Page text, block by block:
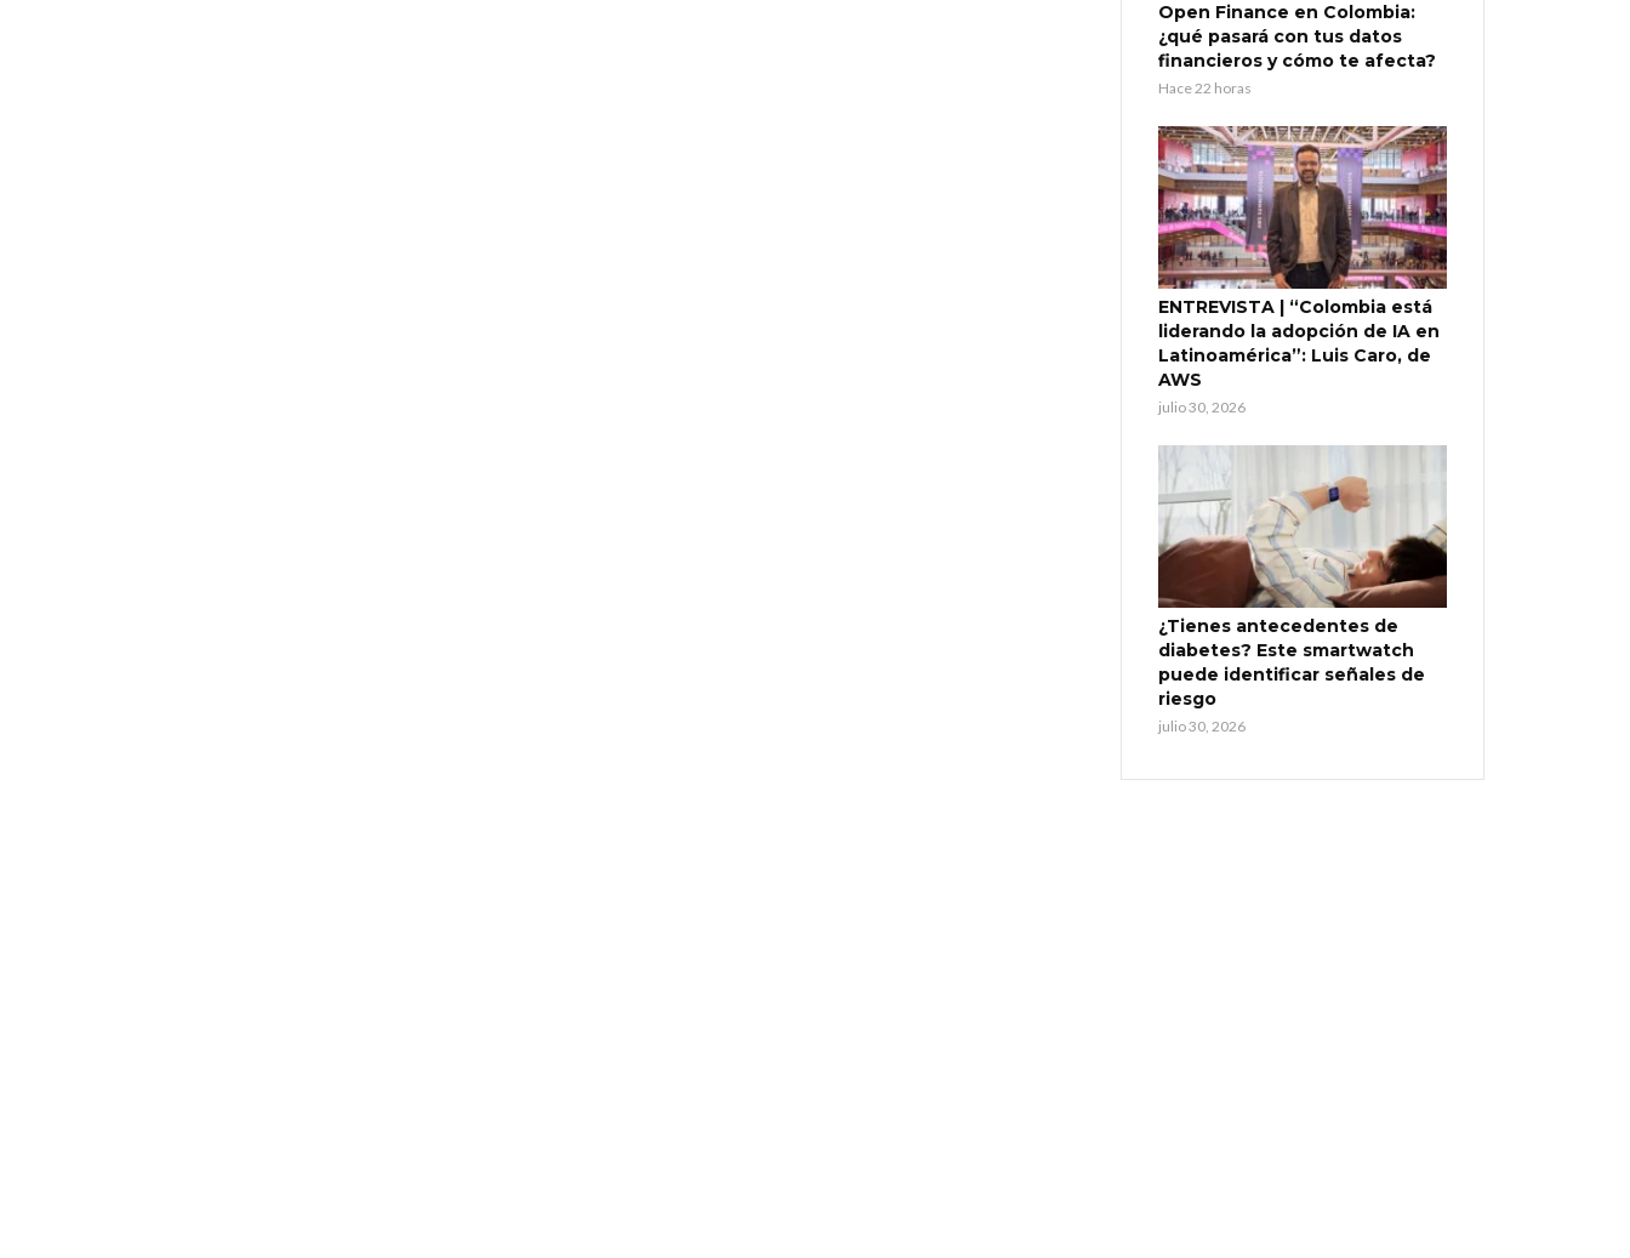
Open Finance en Colombia:
¿qué pasará con tus datos
financieros y cómo te afecta?
Hace 22 horas
ENTREVISTA | “Colombia está
liderando la adopción de IA en
Latinoamérica”: Luis Caro, de
AWS
julio 30, 2026
¿Tienes antecedentes de
diabetes? Este smartwatch
puede identificar señales de
riesgo
julio 30, 2026